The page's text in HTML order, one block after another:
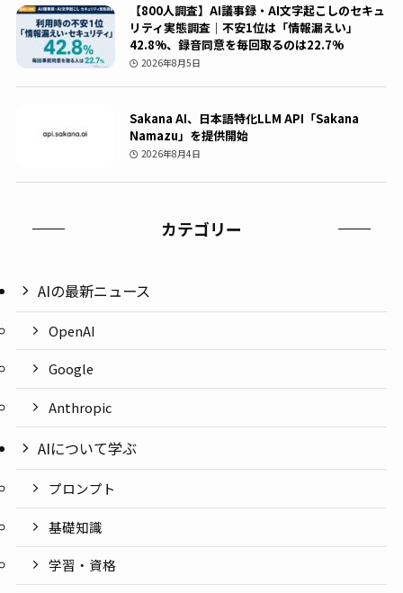
【800人調査】AI議事録・AI文字起こしのセキュ
リティ実態調査｜不安1位は「情報漏えい」
42.8%、録音同意を毎回取るのは22.7%
2026年8月5日
Sakana AI、日本語特化LLM API「Sakana
Namazu」を提供開始
2026年8月4日
カテゴリー
AIの最新ニュース
OpenAI
Google
Anthropic
AIについて学ぶ
プロンプト
基礎知識
学習・資格